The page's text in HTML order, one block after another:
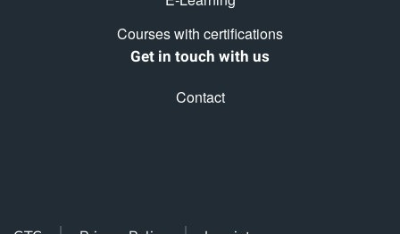
Courses with certifications
Get in touch with us
Contact